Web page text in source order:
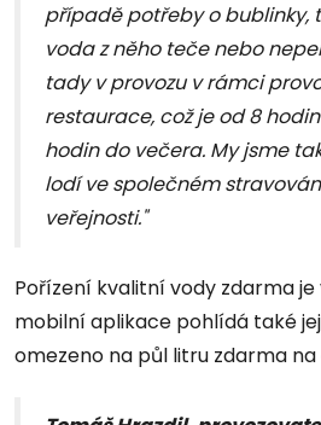
případě potřeby o bublinky,
voda z něho teče nebo
tady v provozu v rámci
restaurace, což je od 8
hodin do večera. My jsme
lodí ve společném
veřejnosti."
Pořízení kvalitní vody zdarma
mobilní aplikace pohlídá také
omezeno na půl litru zdarma na